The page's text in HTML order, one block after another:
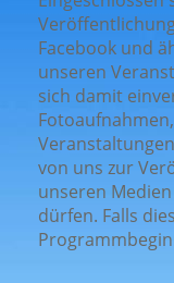
Facebook und
unseren
sich damit
von uns zur
unseren
dürfen. Falls